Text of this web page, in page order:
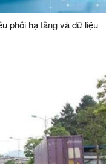
phối hạ tầng và dữ liệu